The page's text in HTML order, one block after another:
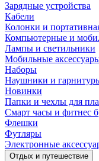
Зарядные устройства
Кабели
Колонки и
Компьютерные и
Лампы и светильники
Мобильные
Наборы
Наушники и
Новинки
Папки и чехлы для
Смарт часы и фитнес
Флешки
Футляры
Электронные
Отдых и путешествие